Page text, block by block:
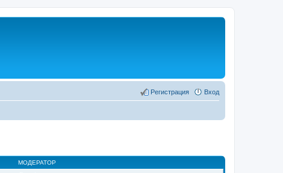
Вход
Регистрация
МОДЕРАТОР